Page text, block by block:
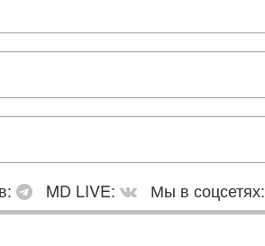
MD LIVE:
Мы в соцсетях: